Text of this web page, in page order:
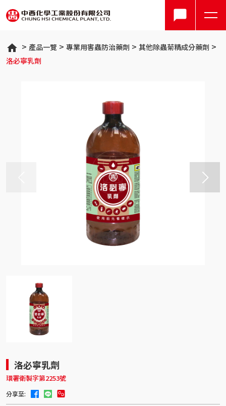
產品一覽 專業用害蟲防治藥劑
其他除蟲菊精成分藥劑
洛必寧乳劑
洛必寧乳劑
環署衛製字第2253號
分享至: